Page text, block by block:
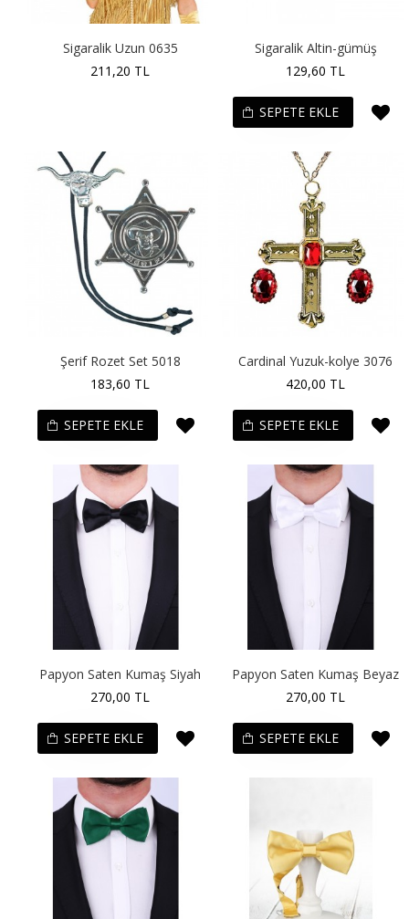
Sigaralik Uzun 0635
211,20 TL
Sigaralik Altin-gümüş
129,60 TL
SEPETE EKLE
Şerif Rozet Set 5018
183,60 TL
SEPETE EKLE
Cardinal Yuzuk-kolye 3076
420,00 TL
SEPETE EKLE
Papyon Saten Kumaş Siyah
270,00 TL
SEPETE EKLE
Papyon Saten Kumaş Beyaz
270,00 TL
SEPETE EKLE